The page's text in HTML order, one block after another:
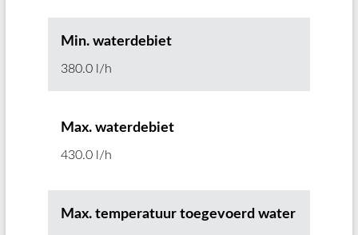
Min. waterdebiet
380.0 l/h
Max. waterdebiet
430.0 l/h
Max. temperatuur toegevoerd water